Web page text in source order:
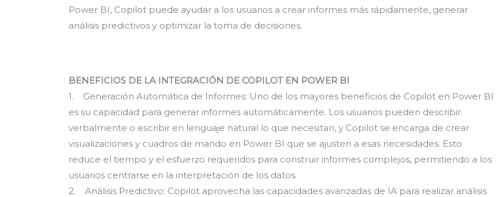
Power BI, Copilot puede ayudar a los usuarios a crear informes más rápidamente, generar
análisis predictivos y optimizar la toma de decisiones.
BENEFICIOS DE LA INTEGRACIÓN DE COPILOT EN POWER BI
1. Generación Automática de Informes: Uno de los mayores beneficios de Copilot en Power BI
es su capacidad para generar informes automáticamente. Los usuarios pueden describir
verbalmente o escribir en lenguaje natural lo que necesitan, y Copilot se encarga de crear
visualizaciones y cuadros de mando en Power BI que se ajusten a esas necesidades. Esto
reduce el tiempo y el esfuerzo requeridos para construir informes complejos, permitiendo a los
usuarios centrarse en la interpretación de los datos.
2. Análisis Predictivo: Copilot aprovecha las capacidades avanzadas de IA para realizar análisis